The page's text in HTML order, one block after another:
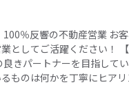
100％反響の不動産営業 お
としてご活躍ください！
きパートナーを目指して
ものは何かを丁寧にヒア